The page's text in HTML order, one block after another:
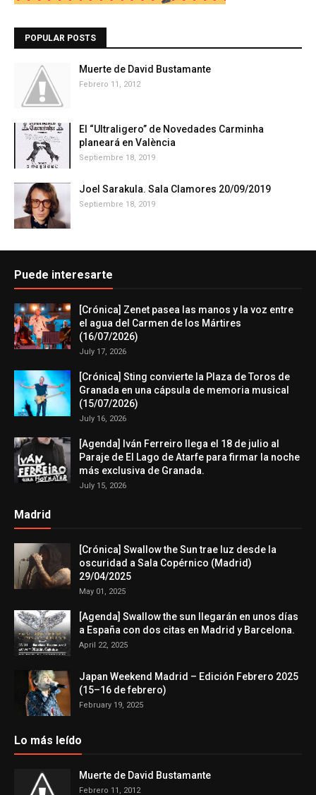
POPULAR POSTS
Muerte de David Bustamante
Febrero 11, 2012
El “Ultraligero” de Novedades Carminha
planeará en València
Septiembre 18, 2019
Joel Sarakula. Sala Clamores 20/09/2019
Septiembre 18, 2019
Puede interesarte
[Crónica] Zenet pasea las manos y la voz entre
el agua del Carmen de los Mártires
(16/07/2026)
July 17, 2026
[Crónica] Sting convierte la Plaza de Toros de
Granada en una cápsula de memoria musical
(15/07/2026)
July 16, 2026
[Agenda] Iván Ferreiro llega el 18 de julio al
Paraje de El Lago de Atarfe para firmar la noche
más exclusiva de Granada.
July 15, 2026
Madrid
[Crónica] Swallow the Sun trae luz desde la
oscuridad a Sala Copérnico (Madrid)
29/04/2025
May 01, 2025
[Agenda] Swallow the sun llegarán en unos días
a España con dos citas en Madrid y Barcelona.
April 22, 2025
Japan Weekend Madrid – Edición Febrero 2025
(15–16 de febrero)
February 19, 2025
Lo más leído
Muerte de David Bustamante
Febrero 11, 2012